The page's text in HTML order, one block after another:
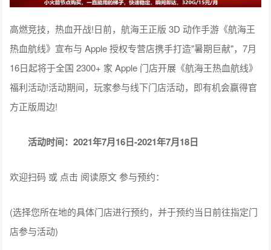
高燃竞技，热血开战!日前，航海王正版 3D 动作手游《航海王
热血航线》宣布与 Apple 授权专营店携手打造"暑期巨献"，7月
16日起将于全国 2300+ 家 Apple 门店开展《航海王热血航线》
福利活动!活动期间，玩家参与线下门店活动，即有机会赢得官
方正版周边!
活动时间：2021年7月16日-2021年7月18日
欢迎扫码 或 点击 阅读原文 参与预约：
(选择您所在地的具体门店进行预约，并于预约当日前往指定门
店参与活动)